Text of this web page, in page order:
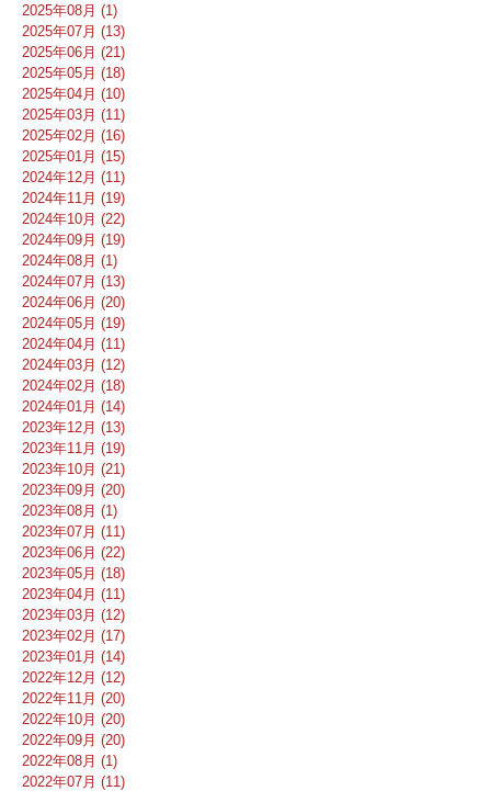
2025年08月 (1)
2025年07月 (13)
2025年06月 (21)
2025年05月 (18)
2025年04月 (10)
2025年03月 (11)
2025年02月 (16)
2025年01月 (15)
2024年12月 (11)
2024年11月 (19)
2024年10月 (22)
2024年09月 (19)
2024年08月 (1)
2024年07月 (13)
2024年06月 (20)
2024年05月 (19)
2024年04月 (11)
2024年03月 (12)
2024年02月 (18)
2024年01月 (14)
2023年12月 (13)
2023年11月 (19)
2023年10月 (21)
2023年09月 (20)
2023年08月 (1)
2023年07月 (11)
2023年06月 (22)
2023年05月 (18)
2023年04月 (11)
2023年03月 (12)
2023年02月 (17)
2023年01月 (14)
2022年12月 (12)
2022年11月 (20)
2022年10月 (20)
2022年09月 (20)
2022年08月 (1)
2022年07月 (11)